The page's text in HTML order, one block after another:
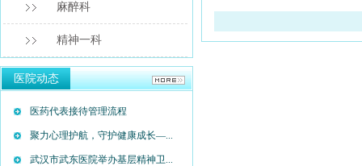
麻醉科
精神一科
医院动态
医药代表接待管理流程
聚力心理护航，守护健康成长—...
武汉市武东医院举办基层精神卫...